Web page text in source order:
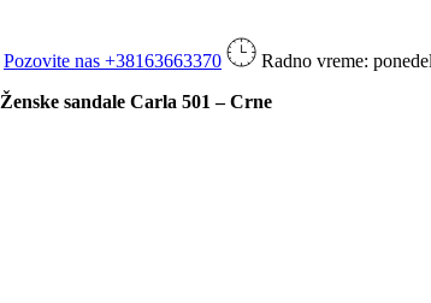
Pozovite nas +38163663370
Radno vreme:
Ženske sandale Carla 501 – Crne